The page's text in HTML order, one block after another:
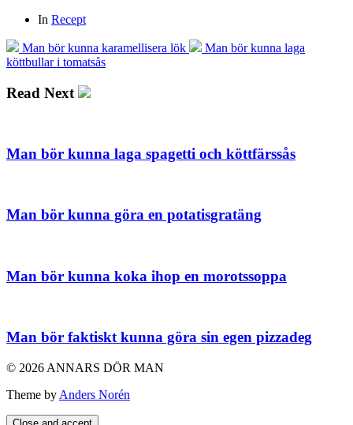
In Recept
Man bör kunna karamellisera lök
Man bör kunna laga
köttbullar i tomatsås
Read Next
Man bör kunna laga spagetti och köttfärssås
Man bör kunna göra en potatisgratäng
Man bör kunna koka ihop en morotssoppa
Man bör faktiskt kunna göra sin egen pizzadeg
© 2026 ANNARS DÖR MAN
Theme by Anders Norén